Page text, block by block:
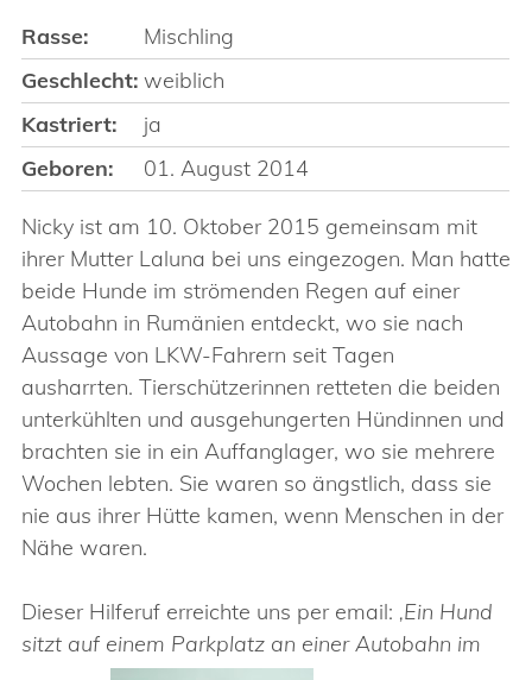
Rasse:
Mischling
Geschlecht: weiblich
Kastriert:
ja
Geboren:
01. August 2014
Nicky ist am 10. Oktober 2015 gemeinsam mit
ihrer Mutter Laluna bei uns eingezogen. Man hatte
beide Hunde im strömenden Regen auf einer
Autobahn in Rumänien entdeckt, wo sie nach
Aussage von LKW-Fahrern seit Tagen
ausharrten. Tierschützerinnen retteten die beiden
unterkühlten und ausgehungerten Hündinnen und
brachten sie in ein Auffanglager, wo sie mehrere
Wochen lebten. Sie waren so ängstlich, dass sie
nie aus ihrer Hütte kamen, wenn Menschen in der
Nähe waren.
Dieser Hilferuf erreichte uns per email: ‚Ein Hund
sitzt auf einem Parkplatz an einer Autobahn im